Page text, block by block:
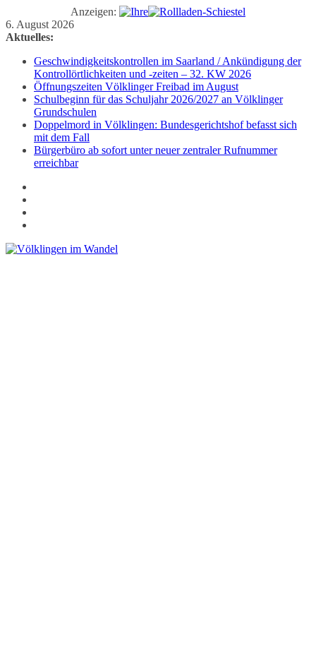
Anzeigen:
Zum
Inhalt
6. August 2026
Aktuelles:
Geschwindigkeitskontrollen im Saarland / Ankündigung der
Kontrollörtlichkeiten und -zeiten – 32. KW 2026
Öffnungszeiten Völklinger Freibad im August
Schulbeginn für das Schuljahr 2026/2027 an Völklinger
Grundschulen
Doppelmord in Völklingen: Bundesgerichtshof befasst sich
mit dem Fall
Bürgerbüro ab sofort unter neuer zentraler Rufnummer
erreichbar